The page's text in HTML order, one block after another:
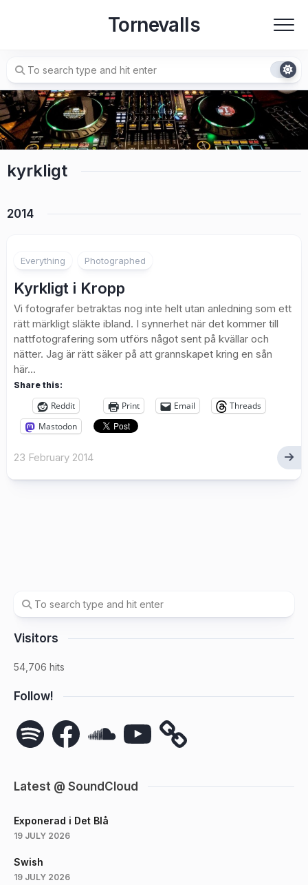
Tornevalls
kyrkligt
2014
Everything Photographed
Kyrkligt i Kropp
Vi fotografer betraktas nog inte helt utan anledning som ett
rätt märkligt släkte ibland. I synnerhet när det kommer till
nattfotografering som utförs något sent på kvällar och
nätter. Jag är rätt säker på att grannskapet kring en sån
här...
Share this:
Reddit Print Email
Threads
Mastodon
23 February 2014
Visitors
54,706 hits
Follow!
Spotify FacebookSoundCloudYouTube
Latest @ SoundCloud
Exponerad i Det Blå
19 JULY 2026
Swish
19 JULY 2026